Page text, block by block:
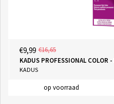
€9,99 €16,65
KADUS PROFESSIONAL COLOR
KADUS
op voorraad